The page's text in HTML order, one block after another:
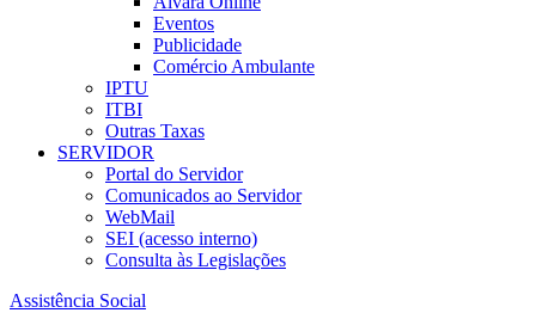
Eventos
Publicidade
Comércio Ambulante
IPTU
ITBI
Outras Taxas
SERVIDOR
Portal do Servidor
Comunicados ao Servidor
WebMail
SEI (acesso interno)
Consulta às Legislações
Assistência Social